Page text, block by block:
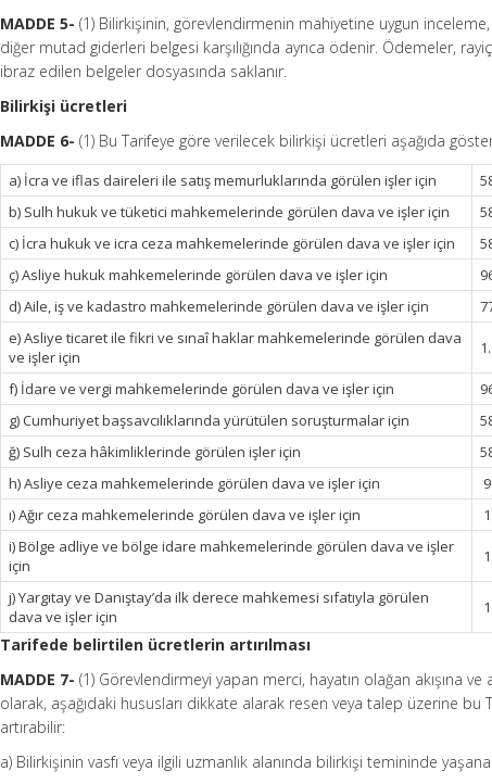
MADDE 5-(1) Bilirkişinin, görevlendirmenin mahiyetine uygun
diğer mutad giderleri belgesi karşılığında ayrıca ödenir. Ödemeler,
ibraz edilen belgeler dosyasında saklanır.
Bilirkişi ücretleri
MADDE 6-(1) Bu Tarifeye göre verilecek bilirkişi ücretleri aşağıda
a) İcra ve iflas daireleri ile satış memurluklarında görülen işler için
b) Sulh hukuk ve tüketici mahkemelerinde görülen dava ve işler için
c) İcra hukuk ve icra ceza mahkemelerinde görülen dava ve işler için
ç) Asliye hukuk mahkemelerinde görülen dava ve işler için
d) Aile, iş ve kadastro mahkemelerinde görülen dava ve işler için
e) Asliye ticaret ile fikri ve sınaî haklar mahkemelerinde görülen dava
ve işler için
f) İdare ve vergi mahkemelerinde görülen dava ve işler için
g) Cumhuriyet başsavcılıklarında yürütülen soruşturmalar için
ğ) Sulh ceza hâkimliklerinde görülen işler için
h) Asliye ceza mahkemelerinde görülen dava ve işler için
ı) Ağır ceza mahkemelerinde görülen dava ve işler için
i) Bölge adliye ve bölge idare mahkemelerinde görülen dava ve işler
için
j) Yargıtay ve Danıştay’da ilk derece mahkemesi sıfatıyla görülen
dava ve işler için
Tarifede belirtilen ücretlerin artırılması
MADDE 7-(1) Görevlendirmeyi yapan merci, hayatın olağan akışına
olarak, aşağıdaki hususları dikkate alarak resen veya talep üzerine bu
artırabilir:
a) Bilirkişinin vasfı veya ilgili uzmanlık alanında bilirkişi temininde